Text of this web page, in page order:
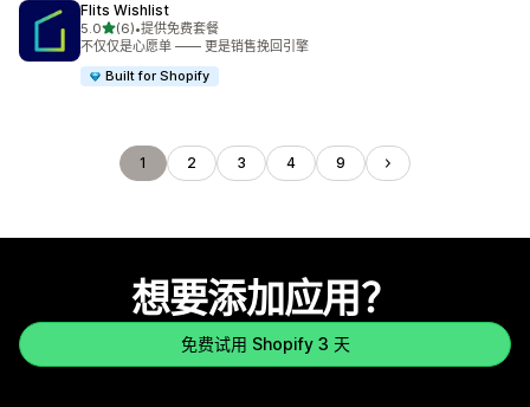
Flits Wishlist
5.0星（满分 5 星）
(6)
总共 6 条评论
•提供免费套餐
不仅仅是心愿单 —— 更是销售挽回引擎
Built for Shopify
1 2 3 4 9
想要添加应用？
免费试用 Shopify 3 天